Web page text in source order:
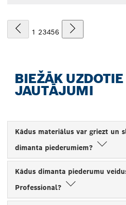
1 23456
BIEŽĀK UZDOTIE
JAUTĀJUMI
Kādus materiālus var griezt un
dimanta piederumiem?
Kādus dimanta piederumu
Professional?